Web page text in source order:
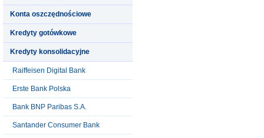
Konta oszczędnościowe
Kredyty gotówkowe
Kredyty konsolidacyjne
Raiffeisen Digital Bank
Erste Bank Polska
Bank BNP Paribas S.A.
Santander Consumer Bank